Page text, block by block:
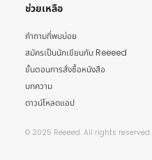
ช่วยเหลือ
คำถามที่พบบ่อย
สมัครเป็นนักเขียนกับ Reeeed
ขั้นตอนการสั่งซื้อหนังสือ
บทความ
ดาวน์โหลดแอป
© 2025 Reeeed. All rights reserved.